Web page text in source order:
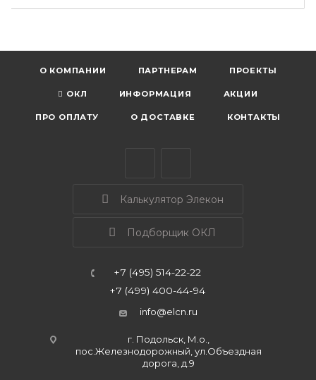
О КОМПАНИИ ПАРТНЕРАМ ПРОЕКТЫ
ОКЛ ИНФОРМАЦИЯ АКЦИИ
ПРО ОПЛАТУ О ДОСТАВКЕ КОНТАКТЫ
Калькулятор Элекон
Подборщик ОКЛ
+7 (495) 514-22-22
+7 (499) 400-44-94
info@elcn.ru
г. Подольск, М.о.,
пос.Железнодорожный, ул.Объездная
дорога, д.9